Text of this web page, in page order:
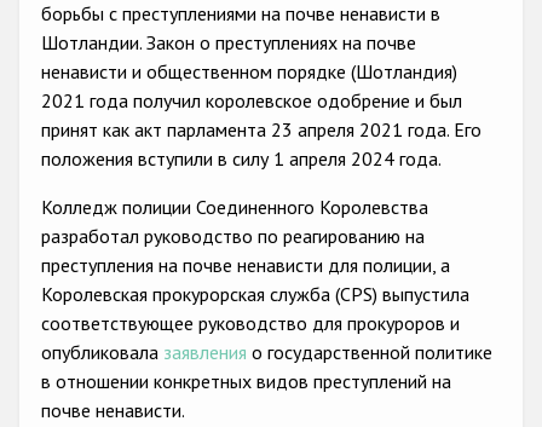
борьбы с преступлениями на почве ненависти в
Шотландии. Закон о преступлениях на почве
ненависти и общественном порядке (Шотландия)
2021 года получил королевское одобрение и был
принят как акт парламента 23 апреля 2021 года. Его
положения вступили в силу 1 апреля 2024 года.
Колледж полиции Соединенного Королевства
разработал руководство по реагированию на
преступления на почве ненависти для полиции, а
Королевская прокурорская служба (CPS) выпустила
соответствующее руководство для прокуроров и
опубликовала заявления о государственной политике
в отношении конкретных видов преступлений на
почве ненависти.